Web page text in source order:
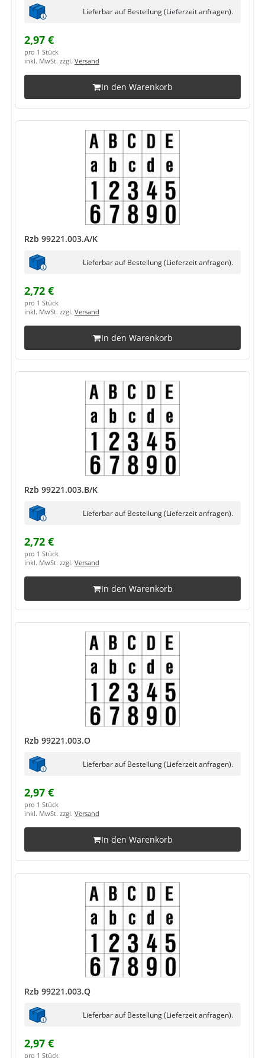
Lieferbar auf Bestellung (Lieferzeit anfragen).
2,97 €
pro 1 Stück
inkl. MwSt. zzgl. Versand
In den Warenkorb
Rzb 99221.003.A/K
Lieferbar auf Bestellung (Lieferzeit anfragen).
2,72 €
pro 1 Stück
inkl. MwSt. zzgl. Versand
In den Warenkorb
Rzb 99221.003.B/K
Lieferbar auf Bestellung (Lieferzeit anfragen).
2,72 €
pro 1 Stück
inkl. MwSt. zzgl. Versand
In den Warenkorb
Rzb 99221.003.O
Lieferbar auf Bestellung (Lieferzeit anfragen).
2,97 €
pro 1 Stück
inkl. MwSt. zzgl. Versand
In den Warenkorb
Rzb 99221.003.Q
Lieferbar auf Bestellung (Lieferzeit anfragen).
2,97 €
pro 1 Stück